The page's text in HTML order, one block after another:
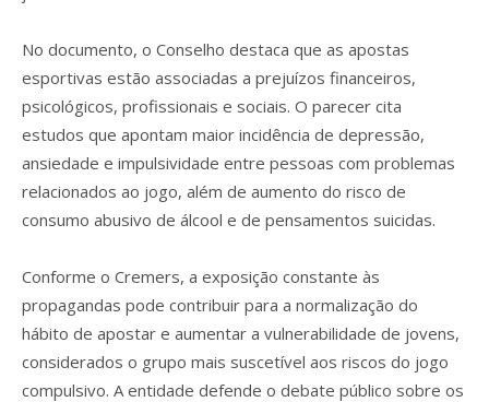
No documento, o Conselho destaca que as apostas
esportivas estão associadas a prejuízos financeiros,
psicológicos, profissionais e sociais. O parecer cita
estudos que apontam maior incidência de depressão,
ansiedade e impulsividade entre pessoas com problemas
relacionados ao jogo, além de aumento do risco de
consumo abusivo de álcool e de pensamentos suicidas.
Conforme o Cremers, a exposição constante às
propagandas pode contribuir para a normalização do
hábito de apostar e aumentar a vulnerabilidade de jovens,
considerados o grupo mais suscetível aos riscos do jogo
compulsivo. A entidade defende o debate público sobre os